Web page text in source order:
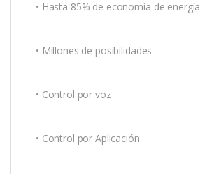
• Hasta 85% de economía de energía
• Millones de posibilidades
• Control por voz
• Control por Aplicación